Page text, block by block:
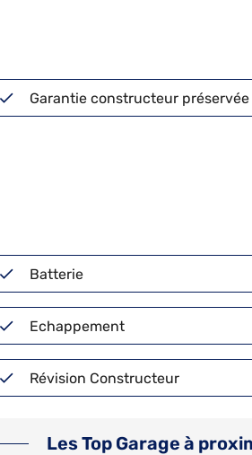
Garantie constructeur préservée
Batterie
Echappement
Révision Constructeur
Les Top Garage à